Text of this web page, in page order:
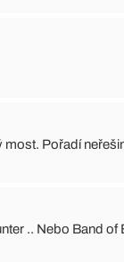
most. Pořadí
.. Nebo Band